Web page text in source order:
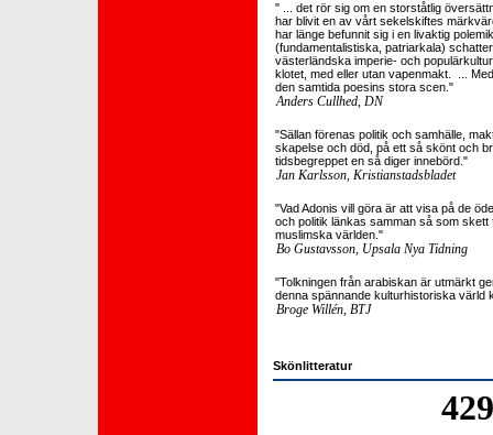
" ... det rör sig om en storståtlig
har blivit en av vårt sekelskiftes
har länge befunnit sig i en livaktig
(fundamentalistiska, patriarkala)
västerländska imperie- och
klotet, med eller utan vapenmakt. ...
den samtida poesins stora scen."
Anders Cullhed, DN
"Sällan förenas politik och samhälle,
skapelse och död, på ett så skönt och
tidsbegreppet en så diger innebörd."
Jan Karlsson, Kristianstadsbladet
"Vad Adonis vill göra är att visa på de
och politik länkas samman så som
muslimska världen."
Bo Gustavsson, Upsala Nya Tidning
"Tolkningen från arabiskan är utmärkt
denna spännande kulturhistoriska värld
Broge Willén, BTJ
Skönlitteratur